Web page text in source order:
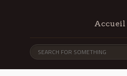
Accueil